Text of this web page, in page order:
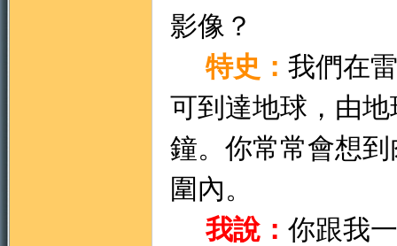
影像？
特史： 我們在
可到達地球，由
鐘。你常常會想
圍內。
我說： 你跟我